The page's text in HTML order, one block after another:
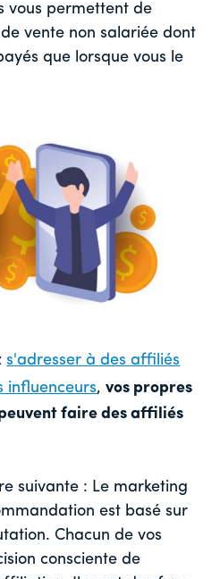
vous permettent de
vente non salariée dont
que lorsque vous le
s'adresser à des affiliés
influenceurs,vos propres
faire des affiliés
suivante : Le marketing
est basé sur
Chacun de vos
consciente de